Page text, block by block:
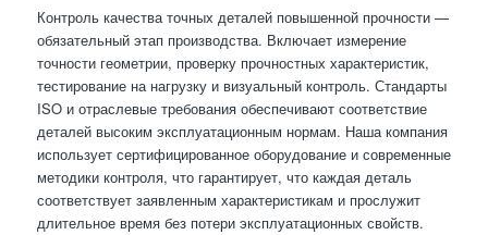
Контроль качества точных деталей повышенной прочности —
обязательный этап производства. Включает измерение
точности геометрии, проверку прочностных характеристик,
тестирование на нагрузку и визуальный контроль. Стандарты
ISO и отраслевые требования обеспечивают соответствие
деталей высоким эксплуатационным нормам. Наша компания
использует сертифицированное оборудование и современные
методики контроля, что гарантирует, что каждая деталь
соответствует заявленным характеристикам и прослужит
длительное время без потери эксплуатационных свойств.